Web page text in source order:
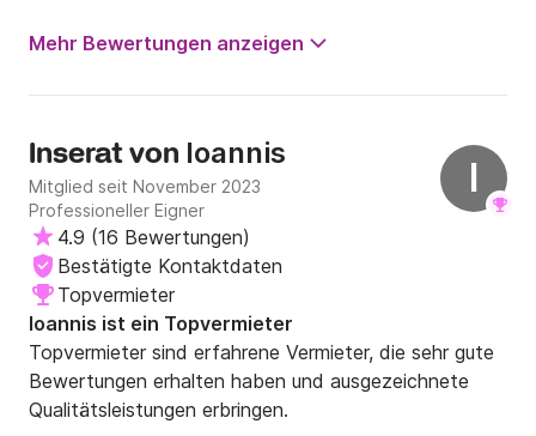
Mehr Bewertungen anzeigen
I
Inserat von Ioannis
Mitglied seit November 2023
Professioneller Eigner
4.9 (16 Bewertungen)
Bestätigte Kontaktdaten
Topvermieter
Ioannis ist ein Topvermieter
Topvermieter sind erfahrene Vermieter, die sehr gute
Bewertungen erhalten haben und ausgezeichnete
Qualitätsleistungen erbringen.